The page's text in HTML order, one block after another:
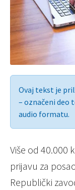
Ovaj tekst je
– označeni deo
audio formatu.
Više od 40.000
prijavu za
Republički